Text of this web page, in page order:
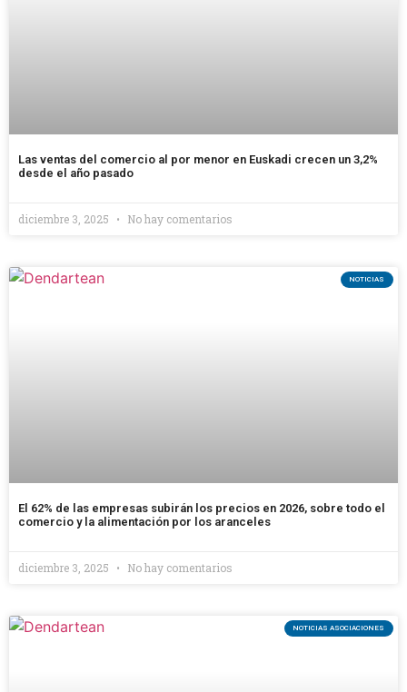
Las ventas del comercio al por menor en Euskadi crecen un 3,2%
desde el año pasado
diciembre 3, 2025 No hay comentarios
NOTICIAS
El 62% de las empresas subirán los precios en 2026, sobre todo el
comercio y la alimentación por los aranceles
diciembre 3, 2025 No hay comentarios
NOTICIAS ASOCIACIONES